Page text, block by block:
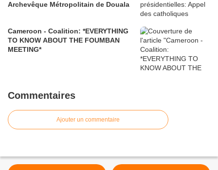
Archevêque Métropolitain de Douala
Cameroon - Coalition: *EVERYTHING
TO KNOW ABOUT THE FOUMBAN
MEETING*
Commentaires
Ajouter un commentaire